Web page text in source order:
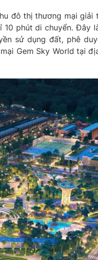
đô thị thương mại
phút di chuyển. Đây
sử dụng đất, phê
Gem Sky World tại